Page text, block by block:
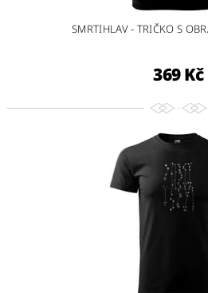
SMRTIHLAV - TRIČKO S
369 Kč